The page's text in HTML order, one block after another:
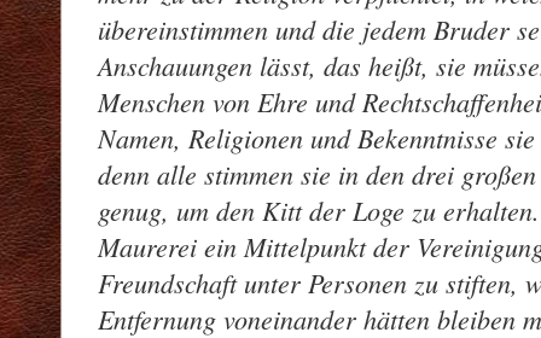
übereinstimmen und die jedem Bruder
Anschauungen lässt, das heißt, sie
Menschen von Ehre und
Namen, Religionen und Bekenntnisse
denn alle stimmen sie in den drei
genug, um den Kitt der Loge zu
Maurerei ein Mittelpunkt der
Freundschaft unter Personen zu stiften,
Entfernung voneinander hätten bleiben